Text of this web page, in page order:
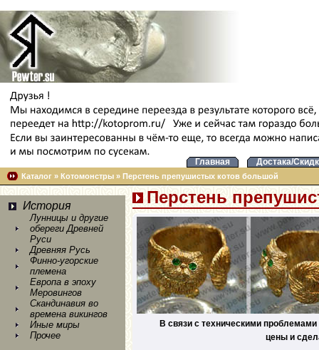
Главная Достака/
Каталог » Котомонстры » Перстень препушистых котов большой
Перстень
В связи с техническими проблемами
цены и
История
Лунницы и другие
обереги Древней
Руси
Древняя Русь
Финно-угорские
племена
Европа в эпоху
Меровингов
Скандинавия во
времена викингов
Иные миры
Прочее